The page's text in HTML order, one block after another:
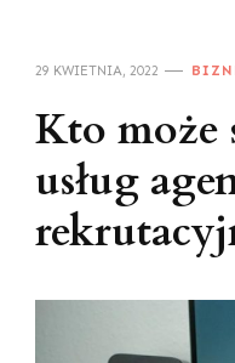
29 KWIETNIA, 2022
Kto może
usług